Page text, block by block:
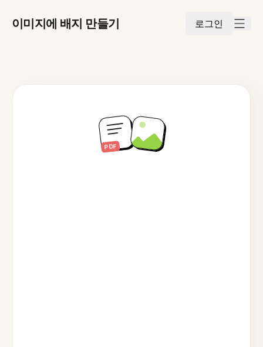
이미지에 배지 만들기 로그인